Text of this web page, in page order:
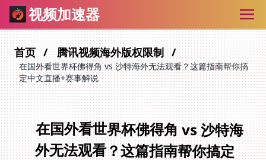
视频加速器
首页 腾讯视频海外版权限制
在国外看世界杯佛得角 vs 沙特海外无法观看？这篇指南帮你搞
定中文直播+赛事解说
在国外看世界杯佛得角 vs 沙特海
外无法观看？这篇指南帮你搞定